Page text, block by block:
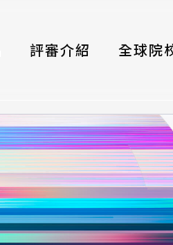
評審介紹 全球院